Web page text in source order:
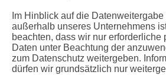
Im Hinblick auf die
außerhalb unseres Unternehmens
beachten, dass wir nur erforderliche
Daten unter Beachtung der
zum Datenschutz weitergeben.
dürfen wir grundsätzlich nur